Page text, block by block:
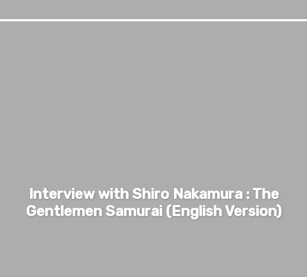
Interview with Shiro Nakamura : The
Gentlemen Samurai (English Version)